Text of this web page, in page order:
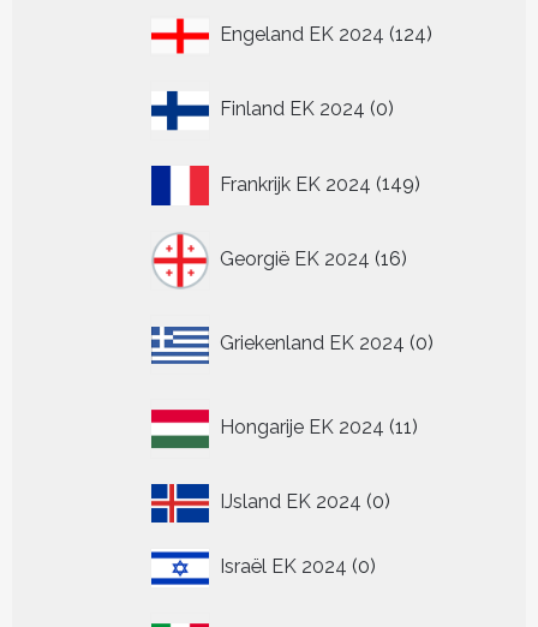
Engeland EK 2024 124124
Finland EK 2024 0
producten
Frankrijk EK 2024 149149
Georgië EK 2024 16
producten
Griekenland EK 2024 0
producten
Hongarije EK 2024 11
producten
IJsland EK 2024 00
Israël EK 2024 00